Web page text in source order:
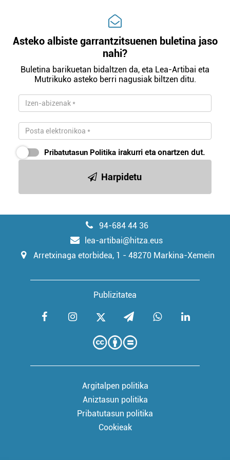
Asteko albiste garrantzitsuenen buletina jaso
nahi?
Buletina barikuetan bidaltzen da, eta Lea-Artibai eta
Mutrikuko asteko berri nagusiak biltzen ditu.
Pribatutasun Politika irakurri eta onartzen dut.
Harpidetu
94-684 44 36
lea-artibai@hitza.eus
Arretxinaga etorbidea, 1 - 48270 Markina-Xemein
Publizitatea
Argitalpen politika
Aniztasun politika
Pribatutasun politika
Cookieak